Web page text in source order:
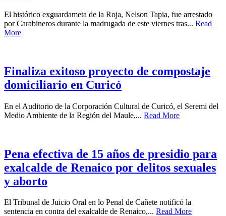
El histórico exguardameta de la Roja, Nelson Tapia, fue arrestado
por Carabineros durante la madrugada de este viernes tras... Read
More
Finaliza exitoso proyecto de compostaje
domiciliario en Curicó
En el Auditorio de la Corporación Cultural de Curicó, el Seremi del
Medio Ambiente de la Región del Maule,... Read More
Pena efectiva de 15 años de presidio para
exalcalde de Renaico por delitos sexuales
y aborto
El Tribunal de Juicio Oral en lo Penal de Cañete notificó la
sentencia en contra del exalcalde de Renaico,... Read More